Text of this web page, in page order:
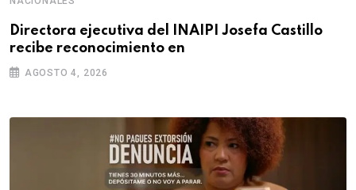
Directora ejecutiva del INAIPI Josefa Castillo
recibe reconocimiento en
AGOSTO 4, 2026